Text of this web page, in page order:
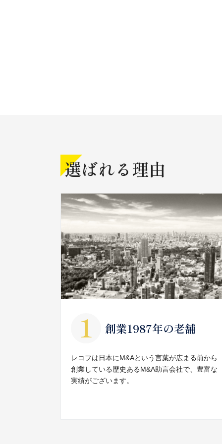
選ばれる理由
創業1987年の老舗
レコフは日本にM&Aという言葉が広まる前から
創業している歴史あるM&A助言会社で、豊富な
実績がございます。